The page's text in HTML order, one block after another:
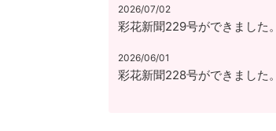
2026/07/02
彩花新聞229号ができました。
2026/06/01
彩花新聞228号ができました。